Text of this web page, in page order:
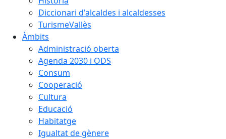
Diccionari d'alcaldes i alcaldesses
TurismeVallès
Àmbits
Administració oberta
Agenda 2030 i ODS
Consum
Cooperació
Cultura
Educació
Habitatge
Igualtat de gènere